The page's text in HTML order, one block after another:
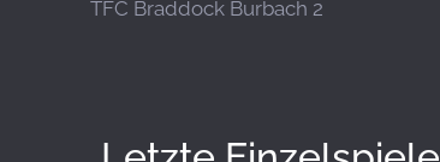
TFC Braddock Burbach 2